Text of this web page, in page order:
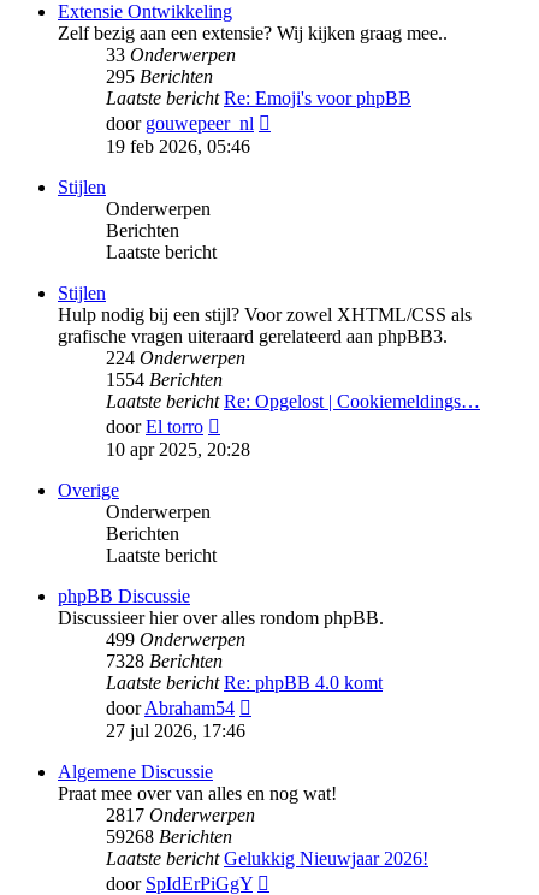
Extensie Ontwikkeling
Zelf bezig aan een extensie? Wij kijken graag mee..
33 Onderwerpen
295 Berichten
Laatste bericht Re: Emoji's voor phpBB
door gouwepeer_nl
19 feb 2026, 05:46
Stijlen
Onderwerpen
Berichten
Laatste bericht
Stijlen
Hulp nodig bij een stijl? Voor zowel XHTML/CSS als
grafische vragen uiteraard gerelateerd aan phpBB3.
224 Onderwerpen
1554 Berichten
Laatste bericht Re: Opgelost | Cookiemeldings…
doorEl torro
laatste
10 apr 2025, 20:28
Overige
Onderwerpen
Berichten
Laatste bericht
phpBB Discussie
Discussieer hier over alles rondom phpBB.
499 Onderwerpen
7328 Berichten
Laatste bericht Re: phpBB 4.0 komt
doorAbraham54
27 jul 2026, 17:46
Algemene Discussie
Praat mee over van alles en nog wat!
2817 Onderwerpen
59268 Berichten
Laatste bericht Gelukkig Nieuwjaar 2026!
door SpIdErPiGgY